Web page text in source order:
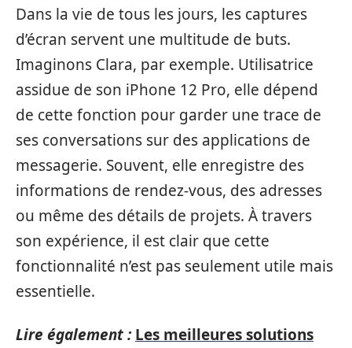
Dans la vie de tous les jours, les captures
d’écran servent une multitude de buts.
Imaginons Clara, par exemple. Utilisatrice
assidue de son iPhone 12 Pro, elle dépend
de cette fonction pour garder une trace de
ses conversations sur des applications de
messagerie. Souvent, elle enregistre des
informations de rendez-vous, des adresses
ou même des détails de projets. À travers
son expérience, il est clair que cette
fonctionnalité n’est pas seulement utile mais
essentielle.
Lire également : Les meilleures solutions